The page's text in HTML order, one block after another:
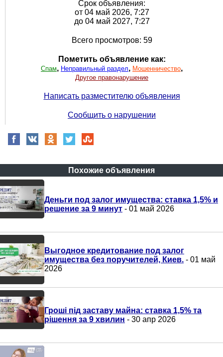
Срок объявления:
от 04 май 2026, 7:27
до 04 май 2027, 7:27
Всего просмотров: 59
Пометить объявление как:
Спам, Неправильный раздел, Мошенничество,
Другое правонарушение
Написать разместителю объявления
Сообщить о нарушении
Похожие объявления
Деньги под залог имущества: ставка 1,5% и
решение за 9 минут - 01 май 2026
Выгодное кредитование под залог
имущества без поручителей, Киев. - 01 май
2026
Гроші під заставу майна: ставка 1,5% та
рішення за 9 хвилин - 30 апр 2026